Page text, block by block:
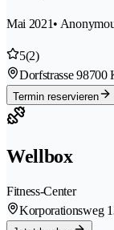
Mai 2021•
5(2)
Dorfstrasse 98700
Termin reservieren
Wellbox
Fitness-Center
Korporationsweg